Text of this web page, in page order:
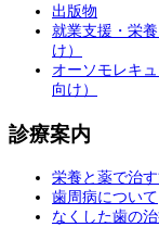
出版物
就業支援・栄
け）
オーソモレキ
向け）
診療案内
栄養と薬で治
歯周病について
なくした歯の